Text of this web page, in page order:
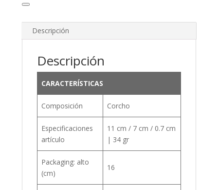
Descripción
Descripción
CARACTERÍSTICAS
Composición Corcho
Especificaciones
artículo
11 cm / 7 cm / 0.7 cm
| 34 gr
Packaging: alto
(cm)
16